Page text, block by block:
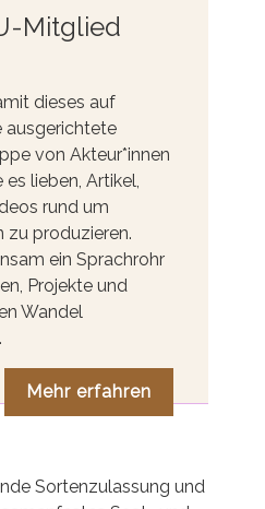
Mitglied
dieses auf
ausgerichtete
von Akteur*innen
es lieben, Artikel,
rund um
zu produzieren.
ein Sprachrohr
Projekte und
Wandel
Mehr erfahren
Sortenzulassung und